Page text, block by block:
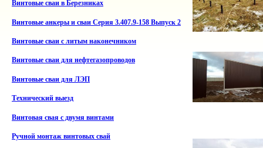
Винтовые сваи в Березниках
Винтовые анкеры и сваи Серия 3.407.9-158 Выпуск 2
Винтовые сваи с литым наконечником
Винтовые сваи для нефтегазопроводов
Винтовые сваи для ЛЭП
Технический выезд
Винтовая свая с двумя винтами
Ручной монтаж винтовых свай